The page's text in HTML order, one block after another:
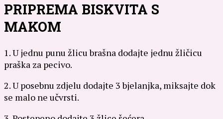
PRIPREMA BISKVITA S
MAKOM
1. U jednu punu žlicu brašna dodajte jednu žličicu
praška za pecivo.
2. U posebnu zdjelu dodajte 3 bjelanjka, miksajte dok
se malo ne učvrsti.